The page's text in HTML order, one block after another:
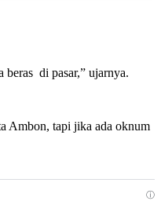
beras di pasar,” ujarnya.
Ambon, tapi jika ada oknum
ⓘ